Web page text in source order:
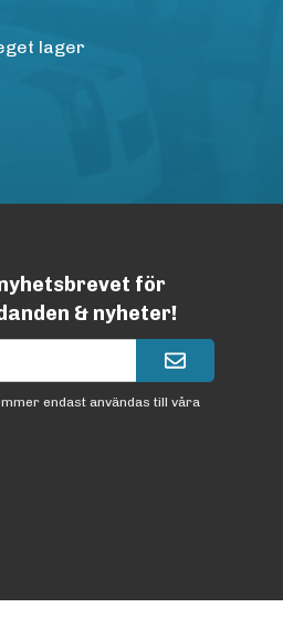
lager
för
& nyheter!
endast användas till våra